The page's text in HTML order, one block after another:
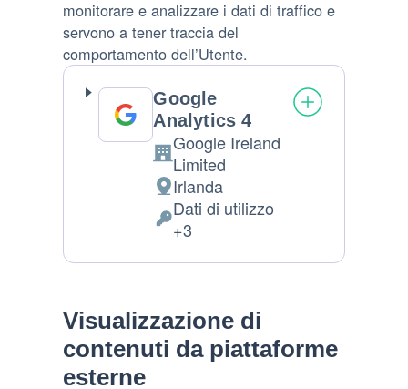
monitorare e analizzare i dati di traffico e
servono a tener traccia del
comportamento dell’Utente.
Google
Analytics 4
Azienda:
Google Ireland
Limited
Luogo
del
trattamento:
Irlanda
Dati
Dati di utilizzo
+3
Visualizzazione di
contenuti da piattaforme
esterne